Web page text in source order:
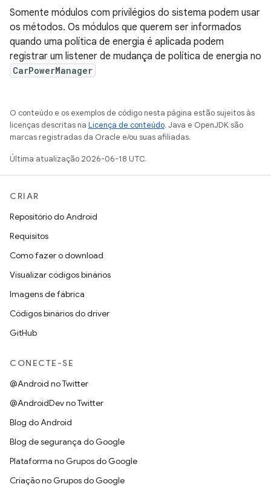
Somente módulos com privilégios do sistema podem usar
os métodos. Os módulos que querem ser informados
quando uma política de energia é aplicada podem
registrar um listener de mudança de política de energia no
CarPowerManager
O conteúdo e os exemplos de código nesta página estão sujeitos às
licenças descritas na Licença de conteúdo. Java e OpenJDK são
marcas registradas da Oracle e/ou suas afiliadas.
Última atualização 2026-06-18 UTC.
CRIAR
Repositório do Android
Requisitos
Como fazer o download
Visualizar códigos binários
Imagens de fábrica
Códigos binários do driver
GitHub
CONECTE-SE
@Android no Twitter
@AndroidDev no Twitter
Blog do Android
Blog de segurança do Google
Plataforma no Grupos do Google
Criação no Grupos do Google